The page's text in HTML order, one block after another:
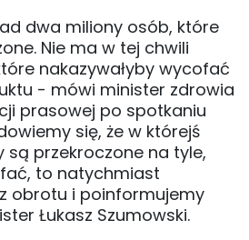
dwa miliony osób, które
Nie ma w tej chwili
nakazywałyby wycofać
- mówi minister zdrowia
prasowej po spotkaniu
się, że w którejś
są przekroczone na tyle,
to natychmiast
obrotu i poinformujemy
Łukasz Szumowski.